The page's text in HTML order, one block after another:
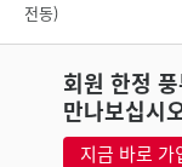
전동)
회원 한정
만나보십시
지금 바로 가